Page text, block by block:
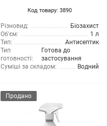
Код товару: 3890
Різновид:
Біозахист
Об'єм:
1 л
Тип:
Антисептик
Тип
готовності:
Готова до
застосування
Суміші за складом:
Водний
Продано